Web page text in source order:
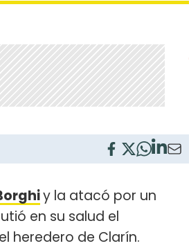
y la atacó por un
en su salud el
heredero de Clarín.